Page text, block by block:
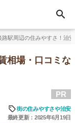
路駅周辺の住みやすさ！治
相場・口コミな
PR
街の住みやすさや治安
最終更新：2025年6月19日